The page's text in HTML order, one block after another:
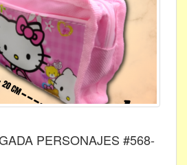
PERSONAJES #568-